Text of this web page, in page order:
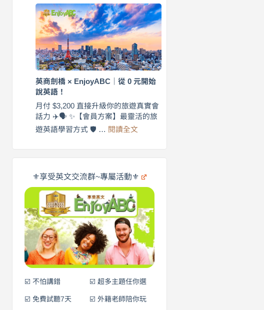
遊
口
說
營
｜
月
付
$3,200，
更
自
在
✨
外
師
帶
練
英
語
｜
英
劍
橋
×
享
英
旅
遊
口
說
營
英商劍橋 × EnjoyABC｜從 0 元開始
說英語！
月付 $3,200 直接升級你的旅遊真實會
話力 ✈️🗣️ ✨【會員方案】最靈活的旅
遊英語學習方式 🛡️ … 閱讀全文
商
劍
×
EnjoyABC
0
元
開
始
說
英
語！
⚜️享受英文交流群~專屬活動⚜️
☑️ 不怕講錯
☑️ 免費試聽7天
☑️ 超多主題任你選
☑️ 外籍老師陪你玩